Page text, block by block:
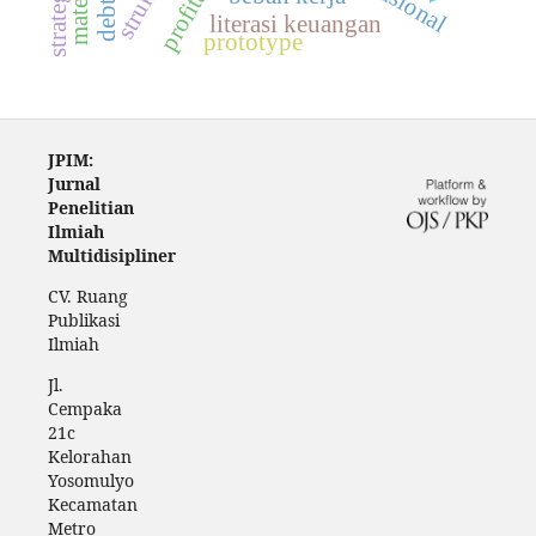
literasi keuangan
prototype
JPIM:
Jurnal
Penelitian
Ilmiah
Multidisipliner
CV. Ruang
Publikasi
Ilmiah
Jl.
Cempaka
21c
Kelorahan
Yosomulyo
Kecamatan
Metro